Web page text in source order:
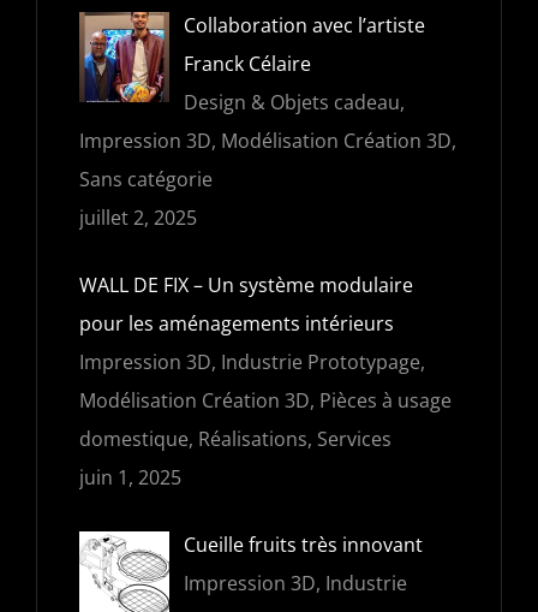
Collaboration avec l’artiste
Franck Célaire
Design & Objets cadeau,
Impression 3D, Modélisation Création 3D,
Sans catégorie
juillet 2, 2025
WALL DE FIX – Un système modulaire
pour les aménagements intérieurs
Impression 3D, Industrie Prototypage,
Modélisation Création 3D, Pièces à usage
domestique, Réalisations, Services
juin 1, 2025
Cueille fruits très innovant
Impression 3D, Industrie